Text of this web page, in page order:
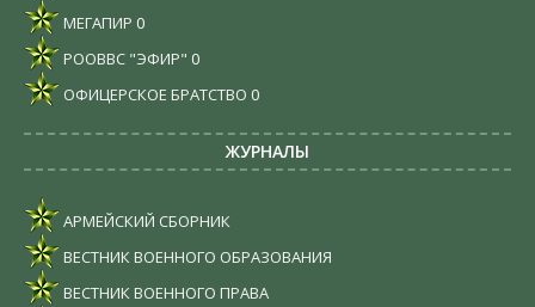
МЕГАПИР 0
РООВВС "ЭФИР" 0
ОФИЦЕРСКОЕ БРАТСТВО 0
ЖУРНАЛЫ
АРМЕЙСКИЙ СБОРНИК
ВЕСТНИК ВОЕННОГО ОБРАЗОВАНИЯ
ВЕСТНИК ВОЕННОГО ПРАВА